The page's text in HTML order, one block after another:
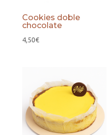
Cookies doble
chocolate
4,50€